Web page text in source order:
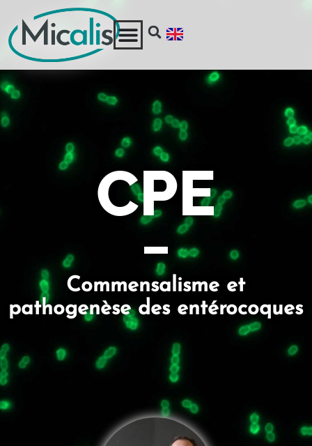
CPE
Commensalisme et
pathogenèse des entérocoques